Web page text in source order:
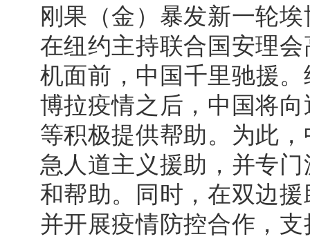
刚果（金）暴发新一轮
在纽约主持联合国安理
机面前，中国千里驰援
博拉疫情之后，中国将
等积极提供帮助。为此
急人道主义援助，并专
和帮助。同时，在双边
并开展疫情防控合作，